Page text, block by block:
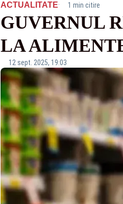
ACTUALITATE· 1 min citire
GUVERNUL
LA
12 sept. 2025, 19:03